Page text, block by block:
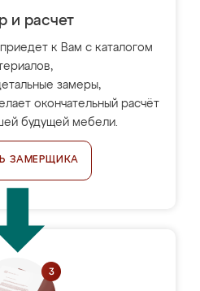
и расчет
к Вам с каталогом
замеры,
окончательный расчёт
будущей мебели.
ЗАМЕРЩИКА